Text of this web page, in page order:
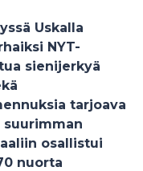
Uskalla
NYT-
sienijerkyä
tarjoava
suurimman
osallistui
nuorta